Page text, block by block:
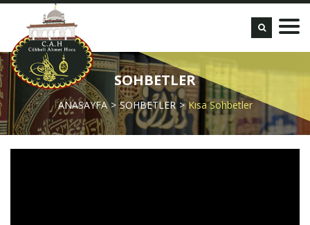
SOHBETLER
ANASAYFA SOHBETLER Kısa Sohbetler